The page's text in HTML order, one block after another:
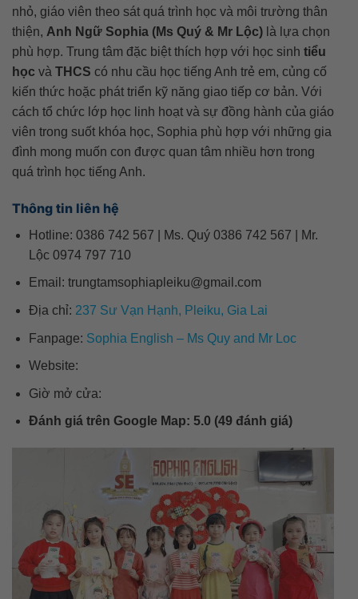
nhỏ, giáo viên theo sát quá trình học và môi trường thân
thiện, Anh Ngữ Sophia (Ms Quý & Mr Lộc) là lựa chọn
phù hợp. Trung tâm đặc biệt thích hợp với học sinh tiểu
học và THCS có nhu cầu học tiếng Anh trẻ em, củng cố
kiến thức hoặc phát triển kỹ năng giao tiếp cơ bản. Với
cách tổ chức lớp học linh hoạt và sự đồng hành của giáo
viên trong suốt khóa học, Sophia phù hợp với những gia
đình mong muốn con được quan tâm nhiều hơn trong
quá trình học tiếng Anh.
Thông tin liên hệ
Hotline: 0386 742 567 | Ms. Quý 0386 742 567 | Mr.
Lộc 0974 797 710
Email: trungtamsophiapleiku@gmail.com
Địa chỉ: 237 Sư Vạn Hạnh, Pleiku, Gia Lai
Fanpage: Sophia English – Ms Quy and Mr Loc
Website:
Giờ mở cửa:
Đánh giá trên Google Map: 5.0 (49 đánh giá)